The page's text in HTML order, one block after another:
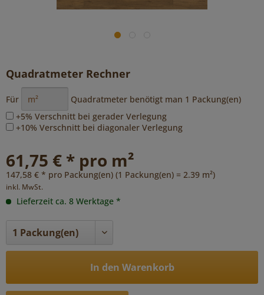
Quadratmeter Rechner
Für Quadratmeter benötigt man 1 Packung(en)
+5% Verschnitt bei gerader Verlegung
+10% Verschnitt bei diagonaler Verlegung
61,75 € * pro m²
147,58 € * pro Packung(en) (1 Packung(en) = 2.39 m²)
inkl. MwSt.
Lieferzeit ca. 8 Werktage *
In den Warenkorb